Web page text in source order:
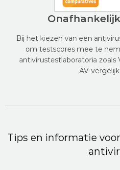
Bij het kiezen van een
om testscores mee te
antivirustestlaboratoria zoals
AV-
Tips en informatie